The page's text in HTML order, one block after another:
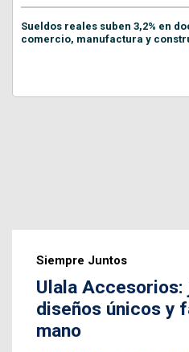
Sueldos reales suben 3,2% en
comercio, manufactura y
Siempre Juntos
Ulala Accesorios:
diseños únicos y
mano